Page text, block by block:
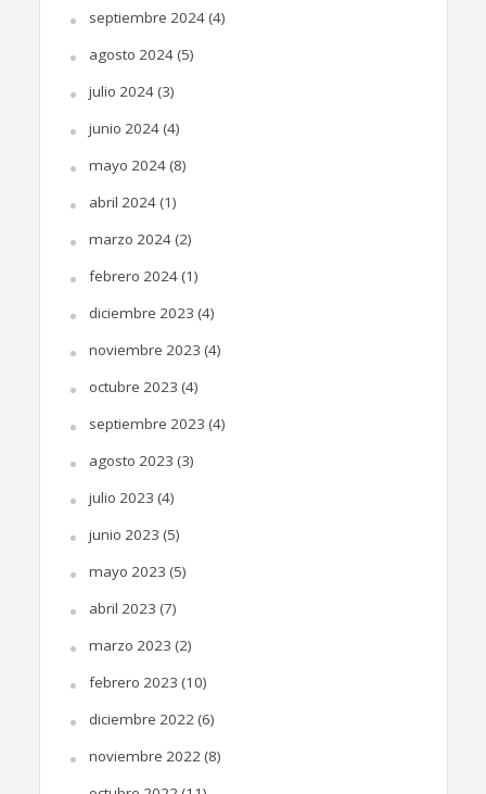
septiembre 2024(4)
agosto 2024(5)
julio 2024(3)
junio 2024(4)
mayo 2024(8)
abril 2024(1)
marzo 2024(2)
febrero 2024(1)
diciembre 2023 (4)
noviembre 2023 (4)
octubre 2023 (4)
septiembre 2023 (4)
agosto 2023 (3)
julio 2023 (4)
junio 2023 (5)
mayo 2023 (5)
abril 2023 (7)
marzo 2023 (2)
febrero 2023 (10)
diciembre 2022(6)
noviembre 2022(8)